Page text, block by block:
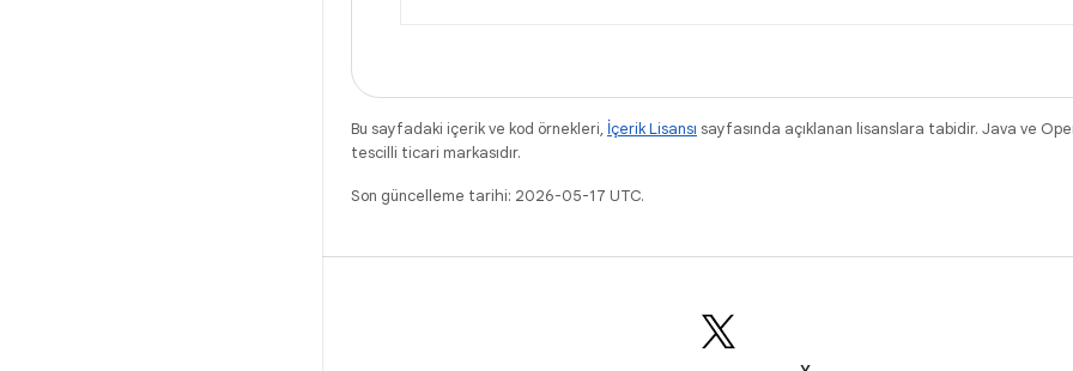
Bu sayfadaki içerik ve kod örnekleri, İçerik Lisansı sayfasında açıklanan lisanslara tabidir. Java ve
tescilli ticari markasıdır.
Son güncelleme tarihi: 2026-05-17 UTC.